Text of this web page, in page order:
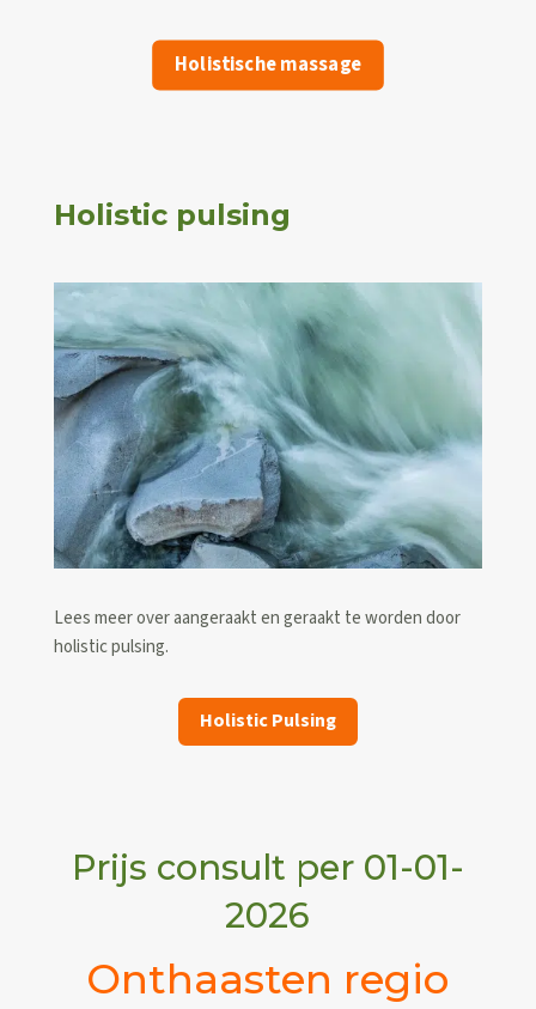
Holistische massage
Holistic pulsing
Lees meer over aangeraakt en geraakt te worden door
holistic pulsing.
Holistic Pulsing
Prijs consult per 01-01-
2026
Onthaasten regio